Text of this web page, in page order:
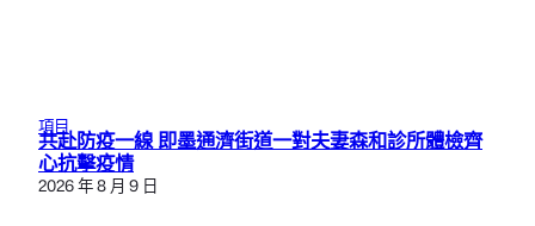
項目
共赴防疫一線 即墨通濟街道一對夫妻森和診所體檢齊
心抗擊疫情
2026 年 8 月 9 日